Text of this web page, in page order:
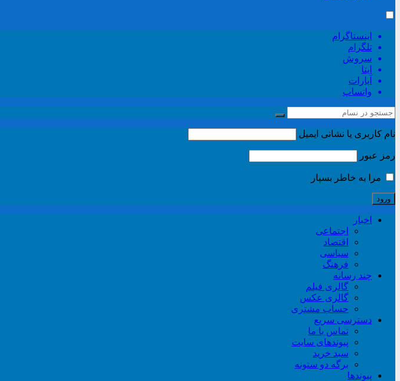
اینستاگرام
تلگرام
سروش
ایتا
آپارات
واتساپ
نام کاربری یا نشانی ایمیل
رمز عبور
مرا به خاطر بسپار
اخبار
اجتماعی
اقتصاد
سیاسی
فرهنگ
چند رسانه
گالری فیلم
گالری عکس
حساب مشتری
دسترسی سریع
تماس با ما
پیوندهای سایت
سبد خريد
برگه دو ستونه
پیوندها